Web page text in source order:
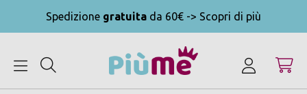
Spedizione gratuita da 60€ -> Scopri di più